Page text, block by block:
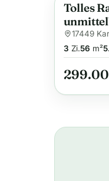
Anzeige
Tolles
17449
3 Zi.56 m²